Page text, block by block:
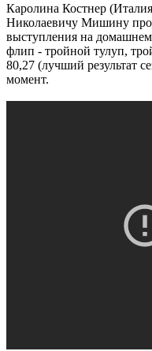
Каролина Костнер
Николаевичу Мишину
выступления на
флип - тройной тулуп,
80,27 (лучший результат
момент.